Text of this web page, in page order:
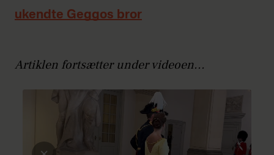
ukendte Geggos bror
Artiklen fortsætter under videoen...